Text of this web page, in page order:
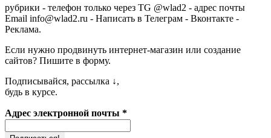
рубрики - телефон только через TG @wlad2 - адрес почты
Email info@wlad2.ru - Написать в Телеграм - Вконтакте -
Реклама.
Если нужно продвинуть интернет-магазин или создание
сайтов? Пишите в форму.
Подписывайся, рассылка ↓,
будь в курсе.
Адрес электронной почты *